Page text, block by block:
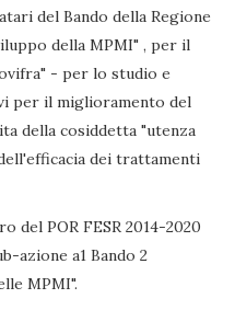
del Bando della Regione
della MPMI" , per il
- per lo studio e
per il miglioramento del
della cosiddetta "utenza
dei trattamenti
del POR FESR 2014-2020
azione a1 Bando 2
MPMI".